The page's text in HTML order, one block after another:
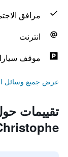
مرافق
انترنت
موقف
عرض جميع وسائل